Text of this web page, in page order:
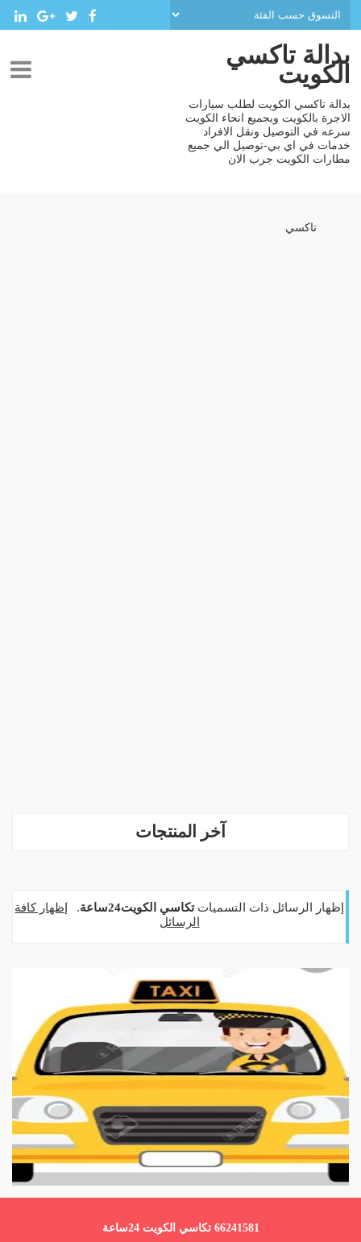
بدالة تاكسي
الكويت
بدالة تاكسي الكويت لطلب سيارات
الاجرة بالكويت وبجميع انحاء الكويت
سرعه في التوصيل ونقل الافراد
خدمات في اي بي-توصيل الي جميع
مطارات الكويت جرب الان
تاكسي
آخر المنتجات
‏إظهار الرسائل ذات التسمياتتكاسي الكويت24ساعة .
إظهار كافة
الرسائل
66241581 تكاسي الكويت 24ساعة